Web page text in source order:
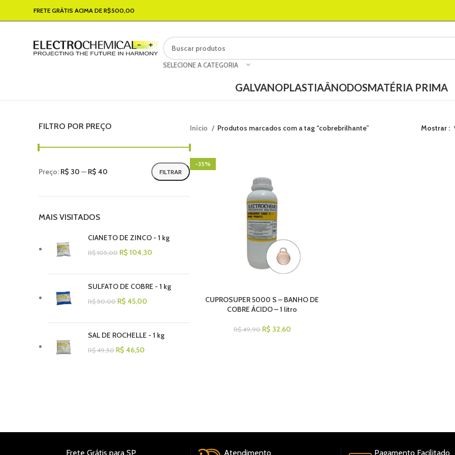
FRETE GRÁTIS ACIMA DE R$500,00
SELECIONE A CATEGORIA
GALVANOPLASTIAÂNODOSMATÉRIA PRIMA
FILTRO POR PREÇO
FILTRAR
Preço: R$ 30 — R$ 40
MAIS VISITADOS
CIANETO DE ZINCO - 1 kg
R$105,00 R$ 104,30
SULFATO DE COBRE - 1 kg
R$50,00 R$ 45,00
SAL DE ROCHELLE - 1 kg
R$49,50 R$ 46,50
Início Produtos marcados com a tag “cobrebrilhante” Mostrar
-35%
CUPROSUPER 5000 S – BANHO DE
COBRE ÁCIDO – 1 litro
R$49,90 R$ 32,60
Frete Grátis para SP
RETIRA NA ELECTRO.
Atendimento Pagamento Facilitado